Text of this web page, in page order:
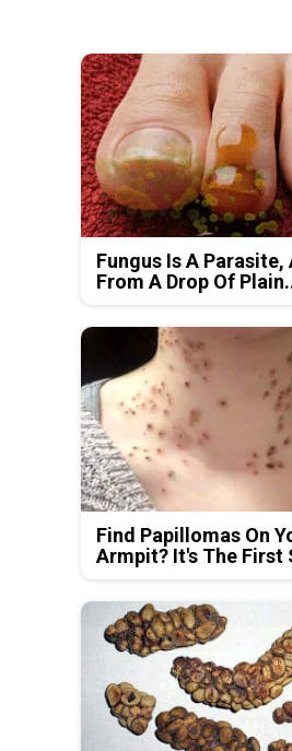
Fungus Is A Parasite,
From A Drop Of
Find Papillomas On
Armpit? It's The First